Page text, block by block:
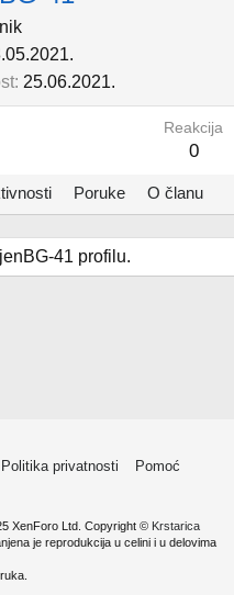
25.06.2021.
Reakcija
0
Poruke O članu
41 profilu.
Politika privatnosti
Pomoć
XenForo Ltd. Copyright © Krstarica
je reprodukcija u celini i u delovima